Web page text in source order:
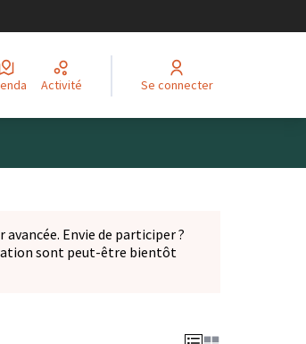
Activité Se connecter
Envie de participer ?
sont peut-être bientôt